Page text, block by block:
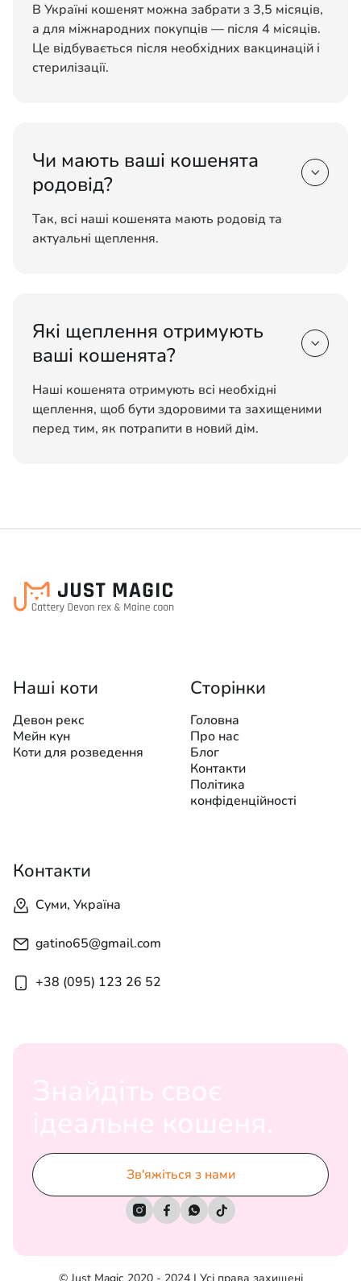
В Україні кошенят можна забрати з 3,5 місяців,
а для міжнародних покупців — після 4 місяців.
Це відбувається після необхідних вакцинацій і
стерилізації.
Чи мають ваші кошенята
родовід?

Так, всі наші кошенята мають родовід та
актуальні щеплення.
Які щеплення отримують
ваші кошенята?

Наші кошенята отримують всі необхідні
щеплення, щоб бути здоровими та захищеними
перед тим, як потрапити в новий дім.
Наші коти
Девон рекс
Мейн кун
Коти для розведення
Сторінки
Головна
Про нас
Блог
Контакти
Політика
конфіденційності
Контакти
Суми, Україна
gatino65@gmail.com
+38 (095) 123 26 52
Знайдіть своє
ідеальне кошеня.
Зв'яжіться з нами
   